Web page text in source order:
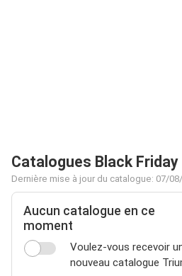
Catalogues Black
Dernière mise à jour du catalogue: 07/
Aucun catalogue en ce
moment
Voulez-vous recevoir
nouveau catalogue